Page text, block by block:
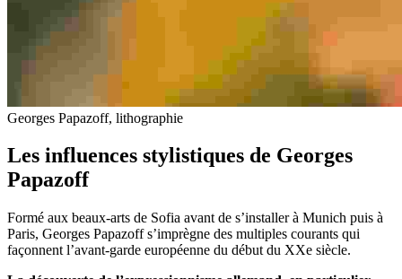
Georges Papazoff, lithographie
Les influences stylistiques de Georges
Papazoff
Formé aux beaux-arts de Sofia avant de s’installer à Munich puis à
Paris, Georges Papazoff s’imprègne des multiples courants qui
façonnent l’avant-garde européenne du début du XXe siècle.